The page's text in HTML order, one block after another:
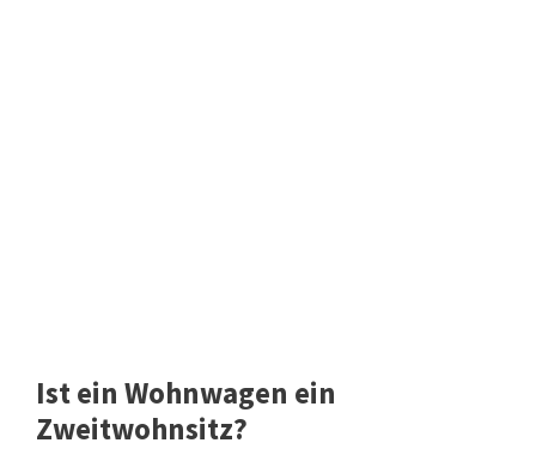
Ist ein Wohnwagen ein
Zweitwohnsitz?